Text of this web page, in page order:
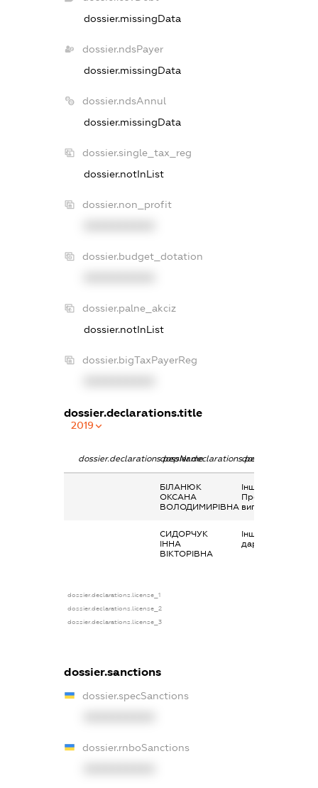
dossier.missingData
dossier.ndsPayer
dossier.missingData
dossier.ndsAnnul
dossier.missingData
dossier.single_tax_reg
dossier.notInList
dossier.non_profit
dossier.budget_dotation
dossier.palne_akciz
dossier.notInList
dossier.bigTaxPayerReg
dossier.declarations.title
2019
dossier.declarations.pepNamedossier.declarations.personName
БІЛАНЮК
ОКСАНА
ВОЛОДИМИРІВНА
Інше,
Профспілкова
виплата
СИДОРЧУК
ІННА
ВІКТОРІВНА
Інше, Вартість
дарунків, призів
dossier.declarations.license_1
dossier.declarations.license_2
dossier.declarations.license_3
dossier.sanctions
dossier.specSanctions
dossier.rnboSanctions